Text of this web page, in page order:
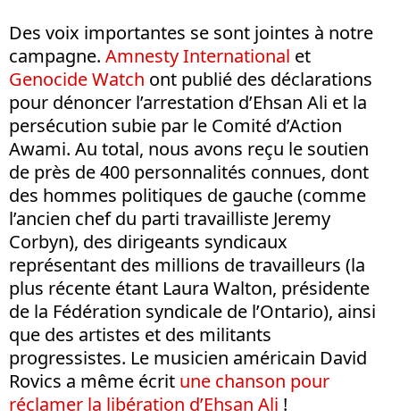
Des voix importantes se sont jointes à notre
campagne. Amnesty International et
Genocide Watch ont publié des déclarations
pour dénoncer l’arrestation d’Ehsan Ali et la
persécution subie par le Comité d’Action
Awami. Au total, nous avons reçu le soutien
de près de 400 personnalités connues, dont
des hommes politiques de gauche (comme
l’ancien chef du parti travailliste Jeremy
Corbyn), des dirigeants syndicaux
représentant des millions de travailleurs (la
plus récente étant Laura Walton, présidente
de la Fédération syndicale de l’Ontario), ainsi
que des artistes et des militants
progressistes. Le musicien américain David
Rovics a même écrit une chanson pour
réclamer la libération d’Ehsan Ali !